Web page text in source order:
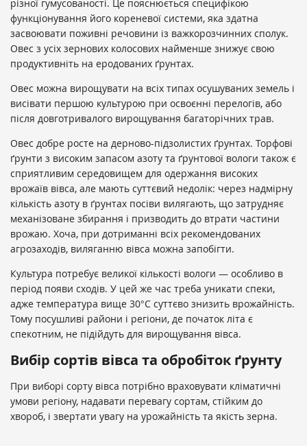
різної гумусованості. Це пояснюється специфікою
функціонування його кореневої системи, яка здатна
засвоювати поживні речовини із важкорозчинних сполук.
Овес з усіх зернових колосових найменше знижує свою
продуктивніть на еродованих ґрунтах.
Овес можна вирощувати на всіх типах осушуваних земель і
висівати першою культурою при освоєнні перелогів, або
після довготривалого вирощування багаторічних трав.
Овес добре росте на дерново-підзолистих ґрунтах. Торфові
ґрунти з високим запасом азоту та ґрунтової вологи також є
сприятливим середовищем для одержання високих
врожаїв вівса, але мають суттєвий недолік: через надмірну
кількість азоту в ґрунтах посіви вилягають, що затрудняє
механізоване збирання і призводить до втрати частини
врожаю. Хоча, при дотриманні всіх рекомендованих
агрозаходів, виляганню вівса можна запобігти.
Культура потребує великої кількості вологи — особливо в
період появи сходів. У цей же час треба уникати спеки,
адже температура вище 30°С суттєво знизить врожайність.
Тому посушливі райони і регіони, де початок літа є
спекотним, не підійдуть для вирощування вівса.
Вибір сортів вівса та обробіток ґрунту
При виборі сорту вівса потрібно враховувати кліматичні
умови регіону, надавати перевагу сортам, стійким до
хвороб, і звертати увагу на урожайність та якість зерна.